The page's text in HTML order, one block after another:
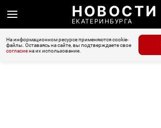
НОВОСТИ
ЕКАТЕРИНБУРГА
На информационном ресурсе применяются cookie-
файлы. Оставаясь на сайте, вы подтверждаете свое
согласиена их использование.